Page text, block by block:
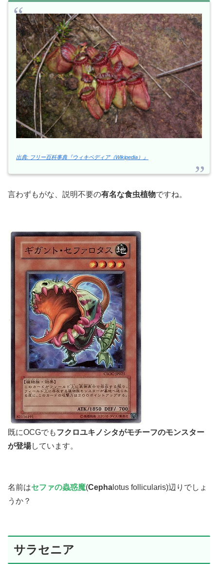
出典: フリー百科事典『ウィキペディア（Wikipedia）』
言わずもがな、説明不要の有名な食虫植物ですね。
既にOCGでもフクロユキノシタがモチーフのモンスター
が登場しています。
名前はセファの蟲惑魔(Cepha lotus follicularis)辺りでしょ
うか？
サラセニア